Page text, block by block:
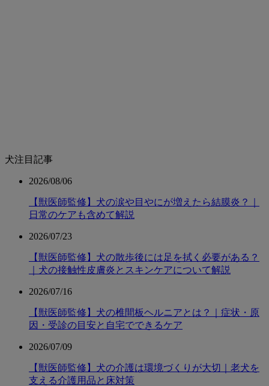
犬注目記事
2026/08/06
【獣医師監修】犬の涙や目やにが増えたら結膜炎？｜
日常のケアも含めて解説
2026/07/23
【獣医師監修】犬の散歩後には足を拭く必要がある？
｜犬の接触性皮膚炎とスキンケアについて解説
2026/07/16
【獣医師監修】犬の椎間板ヘルニアとは？｜症状・原
因・受診の目安と自宅でできるケア
2026/07/09
【獣医師監修】犬の介護は環境づくりが大切｜老犬を
支える介護用品と床対策